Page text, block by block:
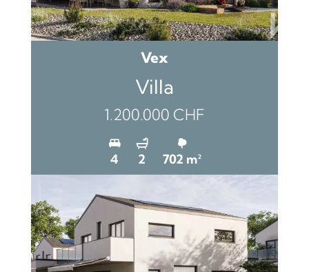
Vex
Villa
1.200.000 CHF
4 2 702 m²